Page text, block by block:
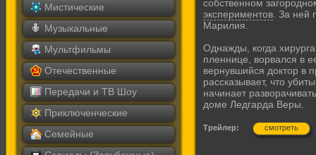
Мистические
Музыкальные
Мультфильмы
Отечественные
Передачи и ТВ Шоу
Приключенческие
Семейные
собственном
экспериментов . За ней
Марилия.
Однажды, когда
пленнице, ворвался в
вернувшийся доктор в
рассказывает, что
начинает
доме Ледгарда Веры.
Трейлер: смотреть